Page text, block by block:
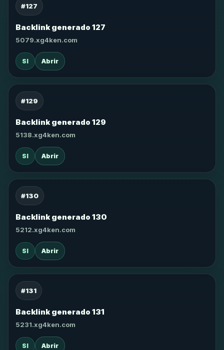
#127
Backlink generado 127
5079.xg4ken.com
SI Abrir
#129
Backlink generado 129
5138.xg4ken.com
SI Abrir
#130
Backlink generado 130
5212.xg4ken.com
SI Abrir
#131
Backlink generado 131
5231.xg4ken.com
SI Abrir